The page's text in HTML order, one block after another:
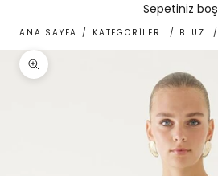
Sepetiniz boş
ANA SAYFA / KATEGORİLER / BLUZ /
Yakınlaştır